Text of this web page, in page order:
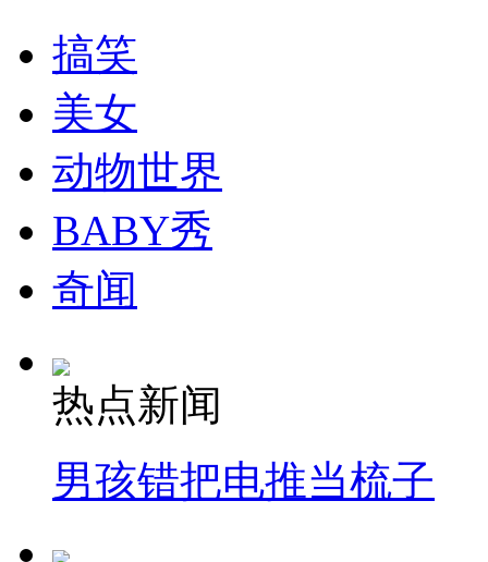
走！跟着总书记去植树
消防员救轻生者
司机酒驾遇交警 急速倒车逃窜
搞笑
美女
动物世界
BABY秀
奇闻
热点新闻
男孩错把电推当梳子